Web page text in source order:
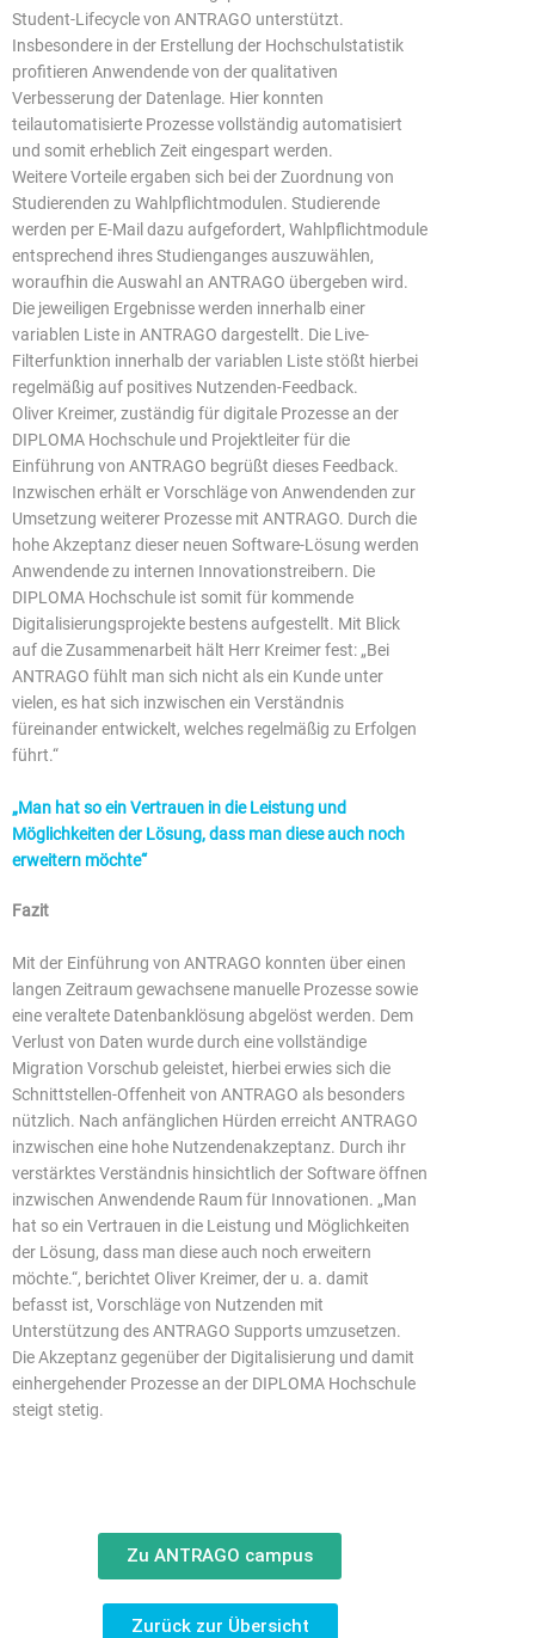
Student-Lifecycle von ANTRAGO unterstützt.
Insbesondere in der Erstellung der Hochschulstatistik
profitieren Anwendende von der qualitativen
Verbesserung der Datenlage. Hier konnten
teilautomatisierte Prozesse vollständig automatisiert
und somit erheblich Zeit eingespart werden.
Weitere Vorteile ergaben sich bei der Zuordnung von
Studierenden zu Wahlpflichtmodulen. Studierende
werden per E-Mail dazu aufgefordert, Wahlpflichtmodule
entsprechend ihres Studienganges auszuwählen,
woraufhin die Auswahl an ANTRAGO übergeben wird.
Die jeweiligen Ergebnisse werden innerhalb einer
variablen Liste in ANTRAGO dargestellt. Die Live-
Filterfunktion innerhalb der variablen Liste stößt hierbei
regelmäßig auf positives Nutzenden-Feedback.
Oliver Kreimer, zuständig für digitale Prozesse an der
DIPLOMA Hochschule und Projektleiter für die
Einführung von ANTRAGO begrüßt dieses Feedback.
Inzwischen erhält er Vorschläge von Anwendenden zur
Umsetzung weiterer Prozesse mit ANTRAGO. Durch die
hohe Akzeptanz dieser neuen Software-Lösung werden
Anwendende zu internen Innovationstreibern. Die
DIPLOMA Hochschule ist somit für kommende
Digitalisierungsprojekte bestens aufgestellt. Mit Blick
auf die Zusammenarbeit hält Herr Kreimer fest: „Bei
ANTRAGO fühlt man sich nicht als ein Kunde unter
vielen, es hat sich inzwischen ein Verständnis
füreinander entwickelt, welches regelmäßig zu Erfolgen
führt.“
„Man hat so ein Vertrauen in die Leistung und
Möglichkeiten der Lösung, dass man diese auch noch
erweitern möchte“
Fazit
Mit der Einführung von ANTRAGO konnten über einen
langen Zeitraum gewachsene manuelle Prozesse sowie
eine veraltete Datenbanklösung abgelöst werden. Dem
Verlust von Daten wurde durch eine vollständige
Migration Vorschub geleistet, hierbei erwies sich die
Schnittstellen-Offenheit von ANTRAGO als besonders
nützlich. Nach anfänglichen Hürden erreicht ANTRAGO
inzwischen eine hohe Nutzendenakzeptanz. Durch ihr
verstärktes Verständnis hinsichtlich der Software öffnen
inzwischen Anwendende Raum für Innovationen. „Man
hat so ein Vertrauen in die Leistung und Möglichkeiten
der Lösung, dass man diese auch noch erweitern
möchte.“, berichtet Oliver Kreimer, der u. a. damit
befasst ist, Vorschläge von Nutzenden mit
Unterstützung des ANTRAGO Supports umzusetzen.
Die Akzeptanz gegenüber der Digitalisierung und damit
einhergehender Prozesse an der DIPLOMA Hochschule
steigt stetig.
Zu ANTRAGO campus
Zurück zur Übersicht